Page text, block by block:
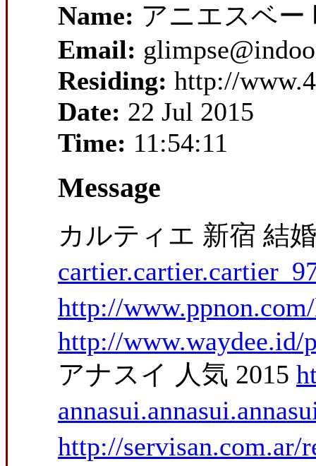
Name: アニエスベー
Email:
Residing: http://
Date: 22 Jul 2015
Time: 11:54:11
Message
カルティエ 新宿 結
http://
http://www.waydee.id/
アナスイ 人気 2015
http://servisan.com.ar/